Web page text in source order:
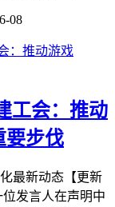
08
工会：推动
要步伐
最新动态【更新
位发言人在声明中